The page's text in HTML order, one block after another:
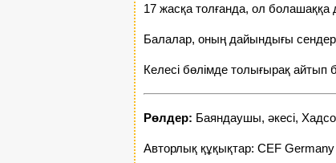
17 жасқа толғанда, ол
Балалар, оның дайындығы
Келесі бөлімде толығырақ айтып
Рөлдер: Баяндаушы, әкесі,
Авторлық құқықтар: CEF Germany